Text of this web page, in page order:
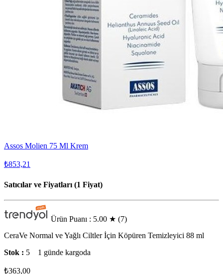
Assos Molien 75 Ml Krem
₺853,21
Satıcılar ve Fiyatları (1 Fiyat)
Ürün Puanı : 5.00 ★ (7)
CeraVe Normal ve Yağlı Ciltler İçin Köpüren Temizleyici 88 ml
Stok : 5 1 günde kargoda
₺363,00